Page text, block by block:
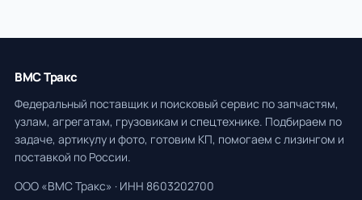
ВМС Тракс
Федеральный поставщик и поисковый сервис по запчастям,
узлам, агрегатам, грузовикам и спецтехнике. Подбираем по
задаче, артикулу и фото, готовим КП, помогаем с лизингом и
поставкой по России.
ООО «ВМС Тракс» · ИНН 8603202700